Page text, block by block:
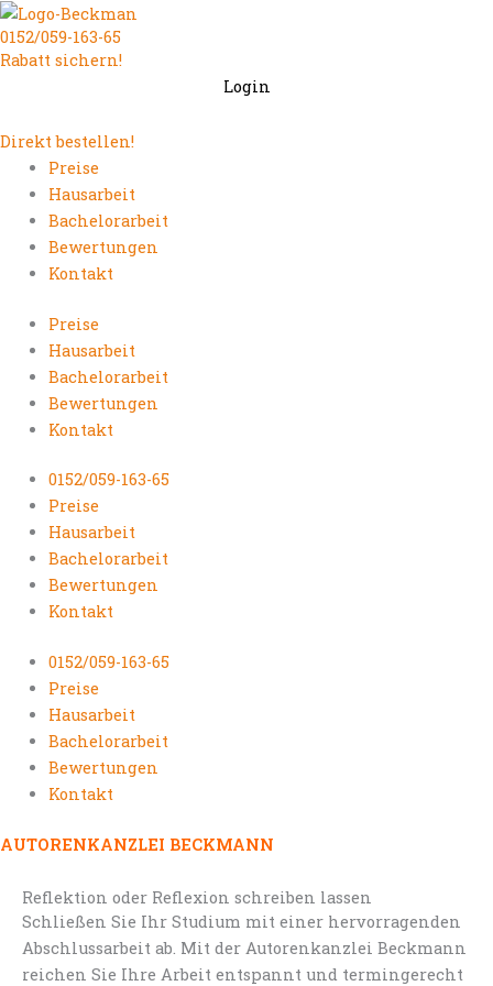
Zum
Inhalt
springen
0152/059-163-65
Rabatt sichern!
Login
Direkt bestellen!
Preise
Hausarbeit
Bachelorarbeit
Bewertungen
Kontakt
Preise
Hausarbeit
Bachelorarbeit
Bewertungen
Kontakt
0152/059-163-65
Preise
Hausarbeit
Bachelorarbeit
Bewertungen
Kontakt
0152/059-163-65
Preise
Hausarbeit
Bachelorarbeit
Bewertungen
Kontakt
AUTORENKANZLEI BECKMANN
Reflektion oder Reflexion schreiben lassen
Schließen Sie Ihr Studium mit einer hervorragenden
Abschlussarbeit ab. Mit der Autorenkanzlei Beckmann
reichen Sie Ihre Arbeit entspannt und termingerecht